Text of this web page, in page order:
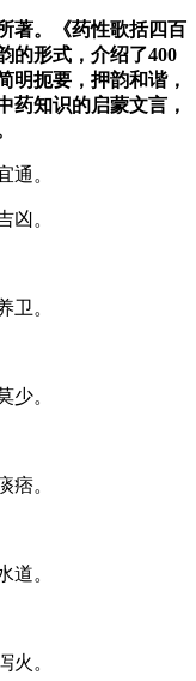
著。《药性歌括四百
的形式，介绍了400
明扼要，押韵和谐，
药知识的启蒙文言，
通。
凶。
卫。
少。
痞。
道。
火。